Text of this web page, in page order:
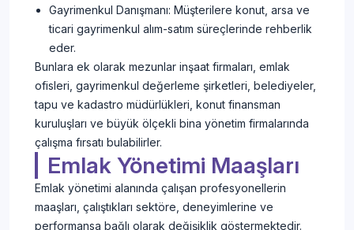
Gayrimenkul Danışmanı: Müşterilere konut, arsa ve
ticari gayrimenkul alım-satım süreçlerinde rehberlik
eder.
Bunlara ek olarak mezunlar inşaat firmaları, emlak
ofisleri, gayrimenkul değerleme şirketleri, belediyeler,
tapu ve kadastro müdürlükleri, konut finansman
kuruluşları ve büyük ölçekli bina yönetim firmalarında
çalışma fırsatı bulabilirler.
Emlak Yönetimi Maaşları
Emlak yönetimi alanında çalışan profesyonellerin
maaşları, çalıştıkları sektöre, deneyimlerine ve
performansa bağlı olarak değişiklik göstermektedir.